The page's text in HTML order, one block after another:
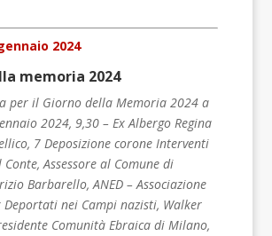
2024
memoria 2024
per il Giorno della Memoria 2024 a
2024, 9,30 – Ex Albergo Regina
7 Deposizione corone Interventi
Assessore al Comune di
Barbarello, ANED – Associazione
Deportati nei Campi nazisti, Walker
Comunità Ebraica di Milano,